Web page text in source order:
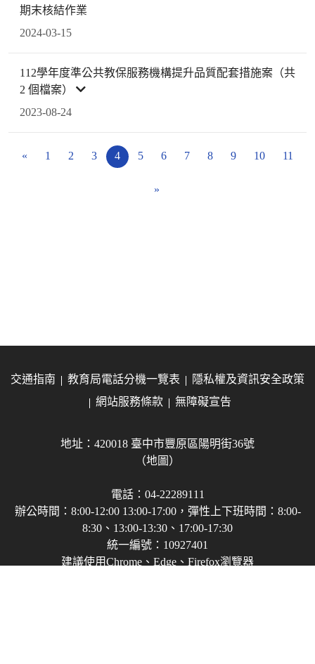
期末核結作業
2024-03-15
112學年度準公共教保服務機構提升品質配套措施案（共
2 個檔案）
2023-08-24
« 1 2 3 4 5 6 7 8 9 10 11
»
交通指南 教育局電話分機一覽表
隱私權及資訊安全政策
網站服務條款
無障礙宣告
地址：420018 臺中市豐原區陽明街36號
（地圖）
電話：04-22289111
辦公時間：8:00-12:00 13:00-17:00，彈性上下班時間：8:00-
8:30、13:00-13:30、17:00-17:30
統一編號：10927401
建議使用Chrome、Edge、Firefox瀏覽器